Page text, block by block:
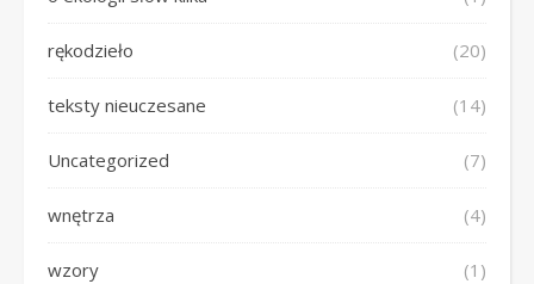
rękodzieło (20)
teksty nieuczesane (14)
Uncategorized (7)
wnętrza (4)
wzory (1)